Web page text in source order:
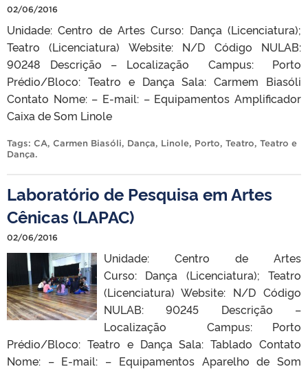
02/06/2016
Unidade: Centro de Artes Curso: Dança (Licenciatura);
Teatro (Licenciatura) Website: N/D Código NULAB:
90248 Descrição – Localização Campus: Porto
Prédio/Bloco: Teatro e Dança Sala: Carmem Biasóli
Contato Nome: – E-mail: – Equipamentos Amplificador
Caixa de Som Linole
Tags: CA, Carmen Biasóli, Dança, Linole, Porto, Teatro, Teatro e
Dança.
Laboratório de Pesquisa em Artes
Cênicas (LAPAC)
02/06/2016
Unidade: Centro de Artes
Curso: Dança (Licenciatura); Teatro
(Licenciatura) Website: N/D Código
NULAB: 90245 Descrição –
Localização Campus: Porto
Prédio/Bloco: Teatro e Dança Sala: Tablado Contato
Nome: – E-mail: – Equipamentos Aparelho de Som